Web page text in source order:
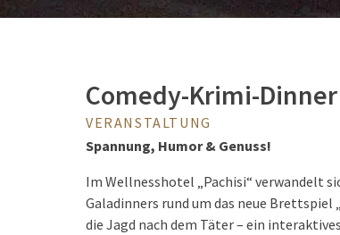
Comedy-Krimi-Dinner
VERANSTALTUNG
Spannung, Humor & Genuss!
Im Wellnesshotel „Pachisi“ verwandelt
Galadinners rund um das neue Brettspiel
die Jagd nach dem Täter – ein